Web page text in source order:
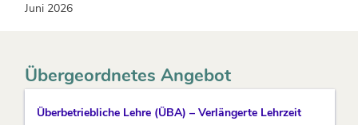
Juni 2026
Übergeordnetes Angebot
Überbetriebliche Lehre (ÜBA) – Verlängerte Lehrzeit